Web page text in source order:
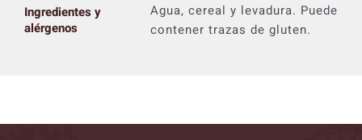
Ingredientes y
alérgenos
Agua, cereal y levadura. Puede
contener trazas de gluten.